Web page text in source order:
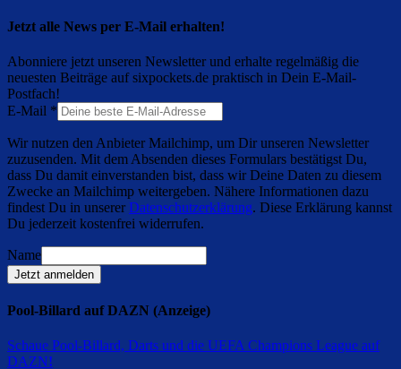
Jetzt alle News per E-Mail erhalten!
Abonniere jetzt unseren Newsletter und erhalte regelmäßig die
neuesten Beiträge auf sixpockets.de praktisch in Dein E-Mail-
Postfach!
E-Mail *
Wir nutzen den Anbieter Mailchimp, um Dir unseren Newsletter
zuzusenden. Mit dem Absenden dieses Formulars bestätigst Du,
dass Du damit einverstanden bist, dass wir Deine Daten zu diesem
Zwecke an Mailchimp weitergeben. Nähere Informationen dazu
findest Du in unsererDatenschutzerklärung. Diese Erklärung kannst
Du jederzeit kostenfrei widerrufen.
Name
Jetzt anmelden
Pool-Billard auf DAZN (Anzeige)
Schaue Pool-Billard, Darts und die UEFA Champions League auf
DAZN!